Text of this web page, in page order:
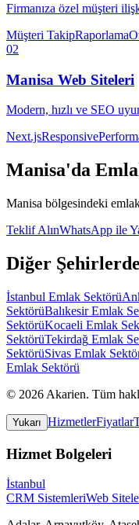
Firmanıza özel müşteri
Müşteri TakipRaporlama
02
Manisa Web Siteleri
Modern, hızlı ve SEO
Next.jsResponsive
Manisa'da
Manisa bölgesindeki
Teklif AlınWhatsApp ile
Diğer Şehirlerde
İstanbul Emlak Sektörü
SektörüBalıkesir Emlak
SektörüKocaeli Emlak
SektörüTekirdağ Emlak
SektörüSivas Emlak
Emlak Sektörü
© 2026 Akarien. Tüm
Yukarı HizmetlerFiyatlar
Hizmet Bolgeleri
İstanbul
CRM SistemleriWeb